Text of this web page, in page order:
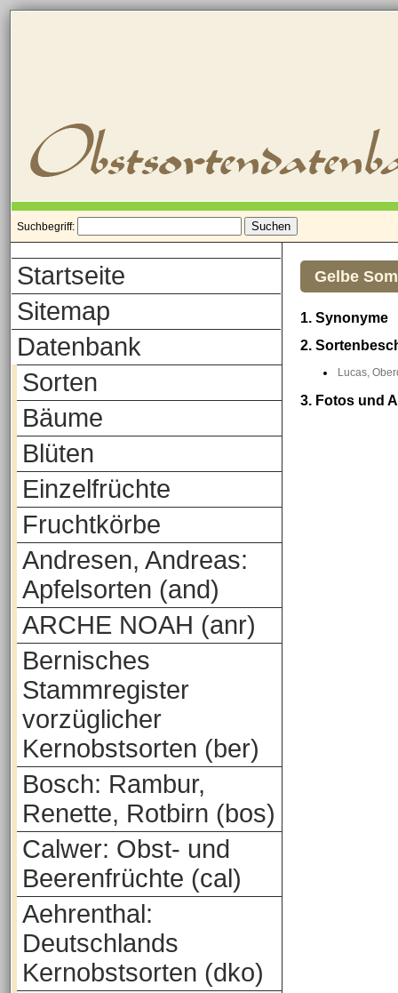
Suchbegriff:
Startseite
Sitemap
Datenbank
Sorten
Bäume
Blüten
Einzelfrüchte
Fruchtkörbe
Andresen, Andreas:
Apfelsorten (and)
ARCHE NOAH (anr)
Bernisches
Stammregister
vorzüglicher
Kernobstsorten (ber)
Bosch: Rambur,
Renette, Rotbirn (bos)
Calwer: Obst- und
Beerenfrüchte (cal)
Aehrenthal:
Deutschlands
Kernobstsorten (dko)
Gelbe
1. Synonyme
2.
Lucas,
3. Fotos und